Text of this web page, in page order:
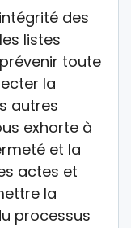
des
listes
toute
la
autres
exhorte à
et la
actes et
la
processus